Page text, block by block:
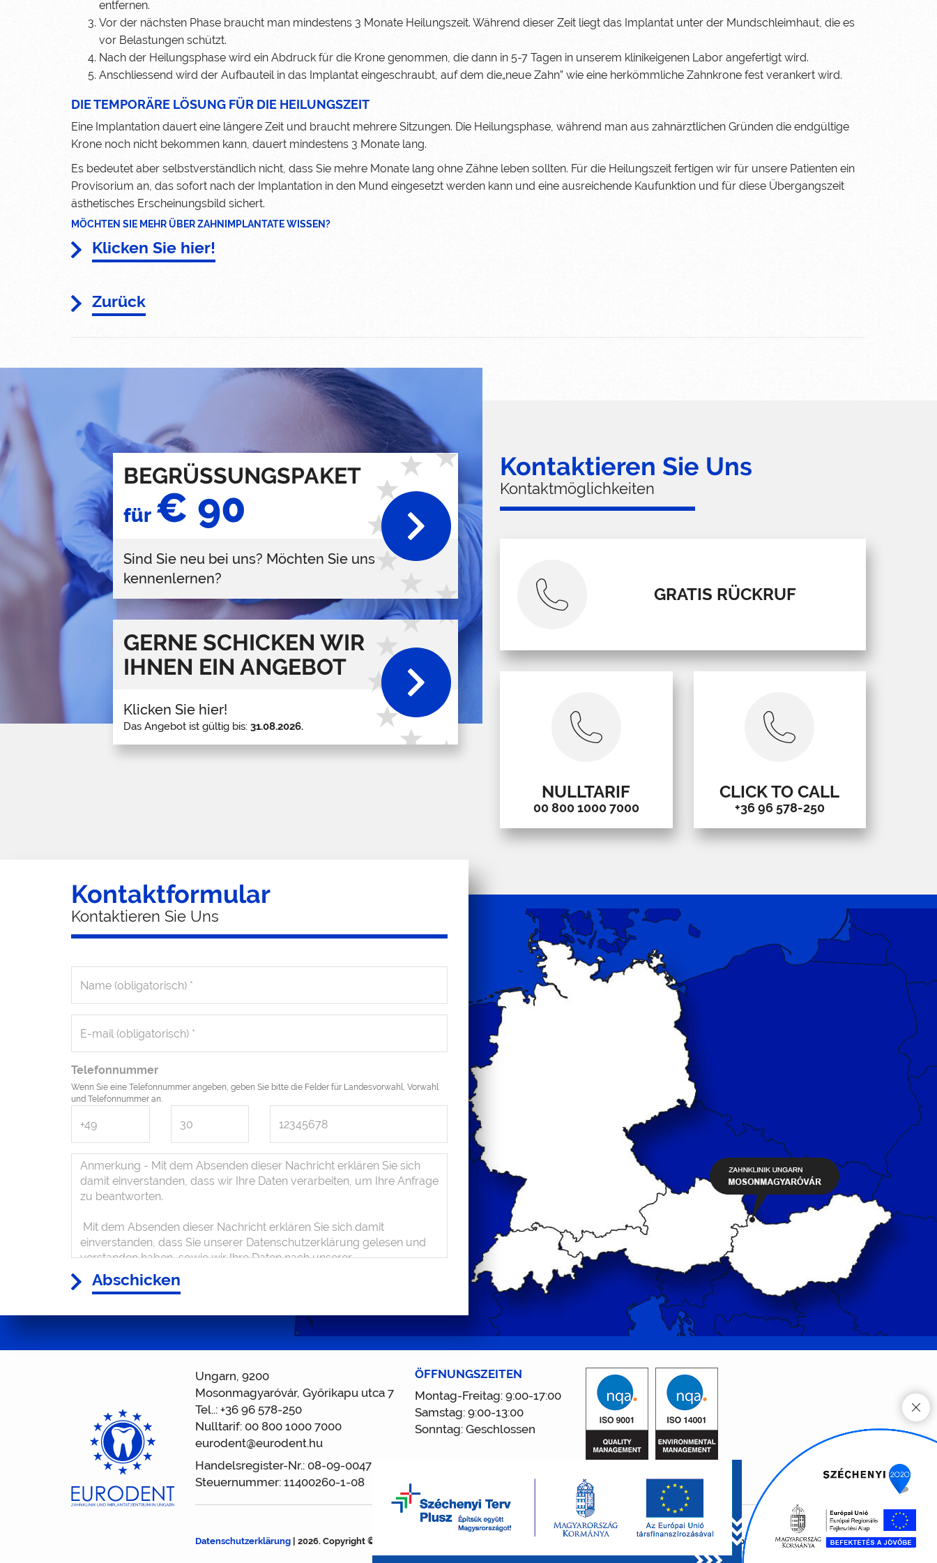
entfernen.
Vor der nächsten Phase braucht man mindestens 3 Monate Heilungszeit. Während dieser Zeit liegt das Implantat unter der Mundschleimhaut, die es
vor Belastungen schützt.
Nach der Heilungsphase wird ein Abdruck für die Krone genommen, die dann in 5-7 Tagen in unserem klinikeigenen Labor angefertigt wird.
Anschliessend wird der Aufbauteil in das Implantat eingeschraubt, auf dem die„neue Zahn” wie eine herkömmliche Zahnkrone fest verankert wird.
DIE TEMPORÄRE LÖSUNG FÜR DIE HEILUNGSZEIT
Eine Implantation dauert eine längere Zeit und braucht mehrere Sitzungen. Die Heilungsphase, während man aus zahnärztlichen Gründen die endgültige
Krone noch nicht bekommen kann, dauert mindestens 3 Monate lang.
Es bedeutet aber selbstverständlich nicht, dass Sie mehre Monate lang ohne Zähne leben sollten. Für die Heilungszeit fertigen wir für unsere Patienten ein
Provisorium an, das sofort nach der Implantation in den Mund eingesetzt werden kann und eine ausreichende Kaufunktion und für diese Übergangszeit
ästhetisches Erscheinungsbild sichert.
MÖCHTEN SIE MEHR ÜBER ZAHNIMPLANTATE WISSEN?
Klicken Sie hier!
Zurück
BEGRÜSSUNGSPAKET
für € 90
Sind Sie neu bei uns? Möchten Sie uns
kennenlernen?
GERNE SCHICKEN WIR
IHNEN EIN ANGEBOT
Klicken Sie hier!
Das Angebot ist gültig bis: 31.08.2026.
Kontaktieren Sie Uns
Kontaktmöglichkeiten
GRATIS RÜCKRUF
NULLTARIF
00 800 1000 7000
CLICK TO CALL
+36 96 578-250
Kontaktformular
Kontaktieren Sie Uns
Telefonnummer
Wenn Sie eine Telefonnummer angeben, geben Sie bitte die Felder für Landesvorwahl, Vorwahl
und Telefonnummer an.
Abschicken
Ungarn, 9200
Mosonmagyaróvár, Győrikapu utca 7
Tel..: +36 96 578-250
Nulltarif: 00 800 1000 7000
eurodent@eurodent.hu
Handelsregister-Nr.: 08-09-004716
Steuernummer: 11400260-1-08
ÖFFNUNGSZEITEN
Montag-Freitag: 9:00-17:00
Samstag: 9:00-13:00
Sonntag: Geschlossen
Datenschutzerklärung| 2026. Copyright © Eurodent Zahnklinik Ungarn | Web, Deutsche Web GmbH.